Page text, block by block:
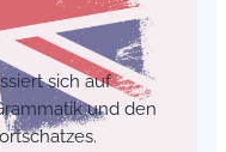
sich auf
und den